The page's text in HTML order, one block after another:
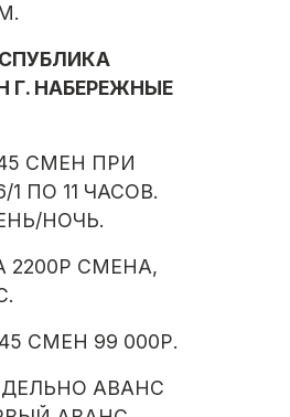
Г. НАБЕРЕЖНЫЕ
СМЕН ПРИ
1 ПО 11 ЧАСОВ.
НОЧЬ.
2200Р СМЕНА,
СМЕН 99 000Р.
АВАНС